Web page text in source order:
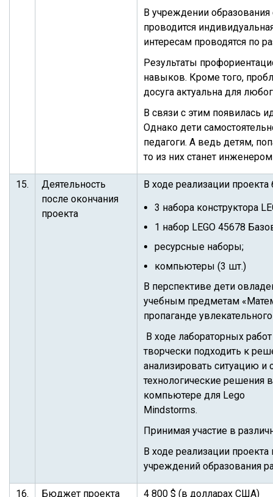
В учреждении
проводится
интересам проводятся по
Результаты
навыков. Кроме того,
досуга актуальна для
В связи с этим появилась
Однако дети
педагоги. А ведь детям,
то из них станет
15.
Деятельность
после окончания
проекта
В ходе реализации
3 набора конструктора
1 набор LEGO 45678
ресурсные наборы;
компьютеры (3 шт.)
В перспективе дети
учебным предметам
пропаганде
В ходе лабораторных
творчески подходить к
анализировать ситуацию и
технологические решения
компьютере для Lego
Mindstorms.
Принимая участие в
В ходе реализации
учреждений образования
16. Бюджет проекта 4 800 $ (в долларах США)